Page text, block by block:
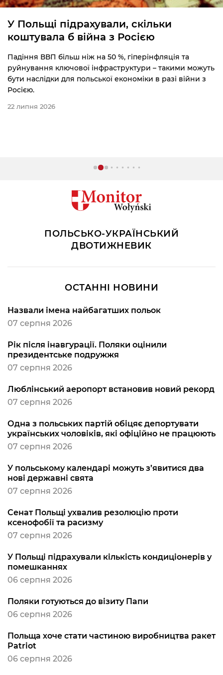
У Польщі підрахували, скільки
коштувала б війна з Росією
Падіння ВВП більш ніж на 50 %, гіперінфляція та
руйнування ключової інфраструктури – такими можуть
бути наслідки для польської економіки в разі війни з
Росією.
22 липня 2026
ПОЛЬСЬКО-УКРАЇНСЬКИЙ
ДВОТИЖНЕВИК
ОСТАННІ НОВИНИ
Назвали імена найбагатших польок
07 серпня 2026
Рік після інавгурації. Поляки оцінили
президентське подружжя
07 серпня 2026
Люблінський аеропорт встановив новий рекорд
07 серпня 2026
Одна з польських партій обіцяє депортувати
українських чоловіків, які офіційно не працюють
07 серпня 2026
У польському календарі можуть з’явитися два
нові державні свята
07 серпня 2026
Сенат Польщі ухвалив резолюцію проти
ксенофобії та расизму
07 серпня 2026
У Польщі підрахували кількість кондиціонерів у
помешканнях
06 серпня 2026
Поляки готуються до візиту Папи
06 серпня 2026
Польща хоче стати частиною виробництва ракет
Patriot
06 серпня 2026